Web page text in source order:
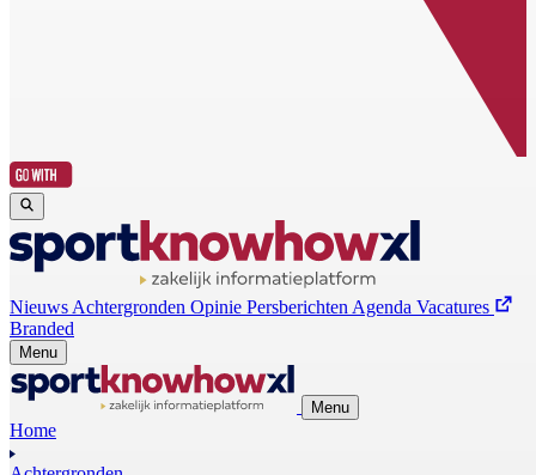
Nieuws Achtergronden Opinie Persberichten Agenda Vacatures
Branded
Menu
Menu
Home